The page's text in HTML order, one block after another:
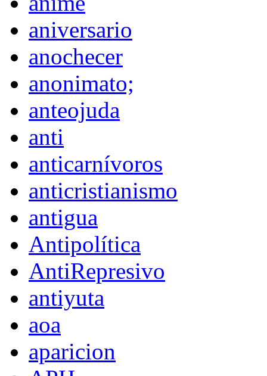
aniversario
anochecer
anonimato;
anteojuda
anti
anticarnívoros
anticristianismo
antigua
Antipolítica
AntiRepresivo
antiyuta
aoa
aparicion